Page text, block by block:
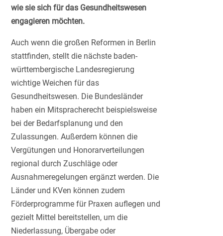
wie sie sich für das Gesundheitswesen
engagieren möchten.
Auch wenn die großen Reformen in Berlin
stattfinden, stellt die nächste baden-
württembergische Landesregierung
wichtige Weichen für das
Gesundheitswesen. Die Bundesländer
haben ein Mitspracherecht beispielsweise
bei der Bedarfsplanung und den
Zulassungen. Außerdem können die
Vergütungen und Honorarverteilungen
regional durch Zuschläge oder
Ausnahmeregelungen ergänzt werden. Die
Länder und KVen können zudem
Förderprogramme für Praxen auflegen und
gezielt Mittel bereitstellen, um die
Niederlassung, Übergabe oder